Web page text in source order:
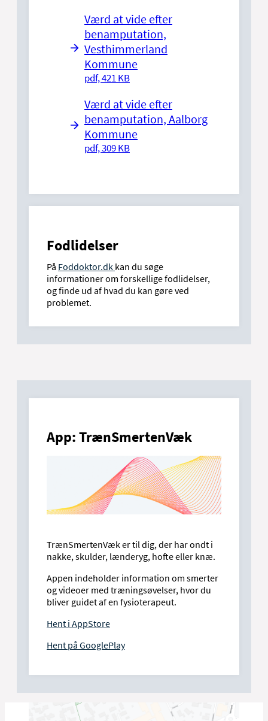
Værd at vide efter
benamputation,
Vesthimmerland
Kommune
pdf, 421 KB
Værd at vide efter
benamputation, Aalborg
Kommune
pdf, 309 KB
Fodlidelser
På Foddoktor.dk kan du søge
informationer om forskellige fodlidelser,
og finde ud af hvad du kan gøre ved
problemet.
App: TrænSmertenVæk
TrænSmertenVæk er til dig, der har ondt i
nakke, skulder, lænderyg, hofte eller knæ.
Appen indeholder information om smerter
og videoer med træningsøvelser, hvor du
bliver guidet af en fysioterapeut.
Hent i AppStore
Hent på GooglePlay